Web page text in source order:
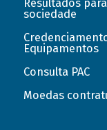
Resultados
sociedade
Equipamentos
Consulta PAC
Moedas